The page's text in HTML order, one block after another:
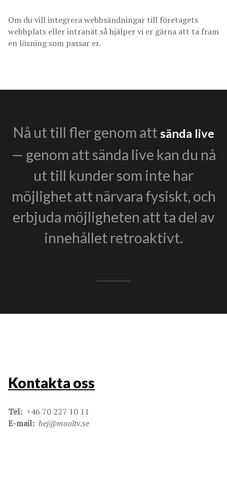
Om du vill integrera webbsändningar till företagets
webbplats eller intranät så hjälper vi er gärna att ta fram
en lösning som passar er.
Nå ut till fler genom att sända live
— genom att sända live kan du nå
ut till kunder som inte har
möjlighet att närvara fysiskt, och
erbjuda möjligheten att ta del av
innehållet retroaktivt.
Kontakta oss
Tel: +46 70 227 10 11
E-mail: hej@maoltv.se